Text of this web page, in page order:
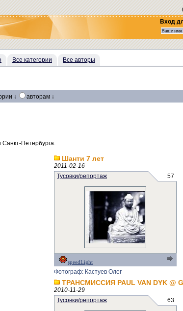
Вход
Все категории Все авторы
↓
авторам ↓
Санкт-Петербурга.
Шанти 7 лет
2011-02-16
Тусовки/репортаж
57
speedLight
Фотограф: Кастуев Олег
ТРАНСМИССИЯ PAUL VAN DYK @
2010-11-29
Тусовки/репортаж
63